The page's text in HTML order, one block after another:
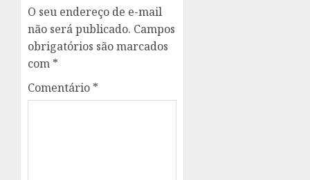
O seu endereço de e-mail
não será publicado. Campos
obrigatórios são marcados
com *
Comentário *